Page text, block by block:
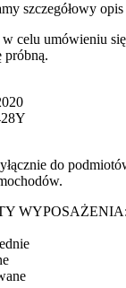
szczegółowy
celu umówieniu
próbną.
do
WYPOSAŻENIA: